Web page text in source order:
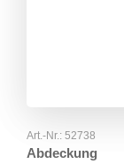
Art.-Nr.: 52738
Abdeckung